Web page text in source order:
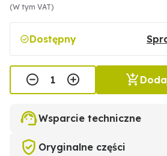
(W tym VAT)
Dostępny
Wsparcie techniczne
Oryginalne części